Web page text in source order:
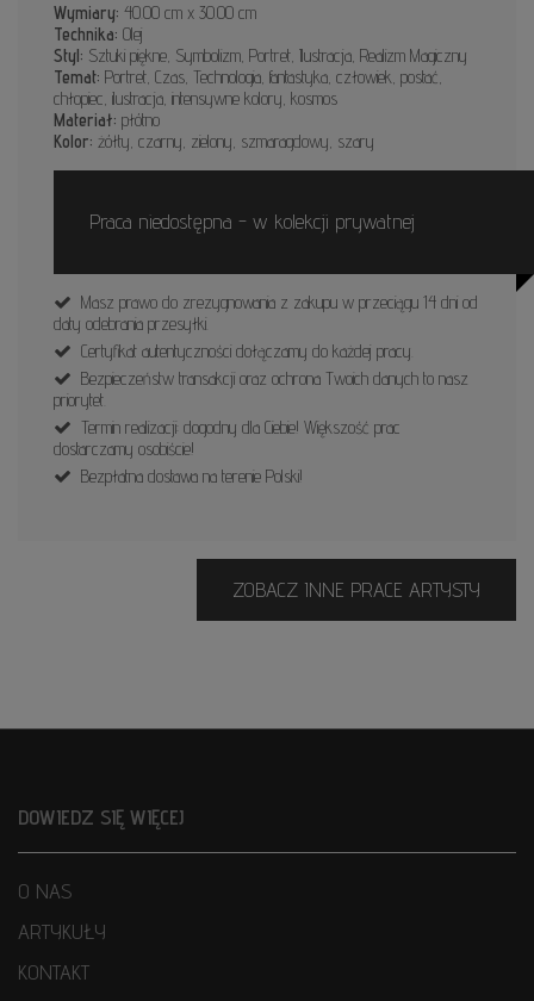
Wymiary: 40.00 cm x 30.00 cm
Technika: Olej
Styl: Sztuki piękne, Symbolizm, Portret, Ilustracja, Realizm Magiczny
Temat: Portret, Czas, Technologia, fantastyka, człowiek, postać,
chłopiec, ilustracja, intensywne kolory, kosmos
Materiał: płótno
Kolor: żółty, czarny, zielony, szmaragdowy, szary
Praca niedostępna - w kolekcji prywatnej
Masz prawo do zrezygnowania z zakupu w przeciągu 14 dni od
daty odebrania przesyłki.
Certyfikat autentyczności dołączamy do każdej pracy.
Bezpieczeństw transakcji oraz ochrona Twoich danych to nasz
priorytet.
Termin realizacji: dogodny dla Ciebie! Większość prac
dostarczamy osobiście!
Bezpłatna dostawa na terenie Polski!
ZOBACZ INNE PRACE ARTYSTY
DOWIEDZ SIĘ WIĘCEJ
O NAS
ARTYKUŁY
KONTAKT